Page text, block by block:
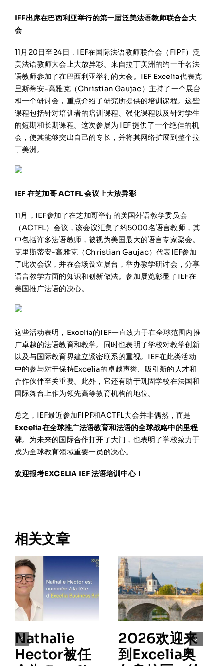
IEF出席在巴西利亚举行的第一届泛美法语教师联合会大
会
11月20日至24日，IEF在国际法语教师联合会（FIPF）泛
美法语教师大会上大放异彩。来自拉丁美洲的约一千名法
语教师参加了在巴西利亚举行的大会。IEF Excelia代表克
里斯蒂安-高雅克（Christian Gaujac）主持了一个展台
和一个研讨会，重点介绍了研究所提供的培训课程。这些
课程包括针对培训者的培训课程、强化课程以及针对学生
的短期和长期课程。这次参展为 IEF 提供了一个绝佳的机
会，使其能够突出自己的专长，并将其网络扩展到整个拉
丁美洲。
IEF 在芝加哥 ACTFL 会议上大放异彩
11月，IEF参加了在芝加哥举行的美国外语教学委员会
（ACTFL）会议，该会议汇集了约5000名语言教师，其
中包括许多法语教师，被视为美国最大的语言专家聚会。
克里斯蒂安-高雅克（Christian Gaujac）代表IEF参加
了此次会议，并在会场设立展台，举办教学研讨会，分享
语言教学方面的知识和创新做法。参加展览彰显了IEF在
美国推广法语的决心。
这些活动表明，Excelia的IEF一直致力于在全球范围内推
广卓越的法语教育和教学。同时也表明了学校对教学创新
以及与国际教育界建立紧密联系的重视。IEF在此类活动
中的参与对于保持Excelia的卓越声誉、吸引新的人才和
合作伙伴至关重要。此外，它还有助于巩固学校在法国和
国际舞台上作为领先高等教育机构的地位。
总之，IEF最近参加FIPF和ACTFL大会并非偶然，而是
Excelia在全球推广法语教育和法语的全球战略中的里程
碑。为未来的国际合作打开了大门，也表明了学校致力于
成为全球教育领域重要一员的决心。
欢迎报考EXCELIA IEF 法语培训中心！
相关文章
Nathalie
Hector被任
2026欢迎来
到Excelia奥